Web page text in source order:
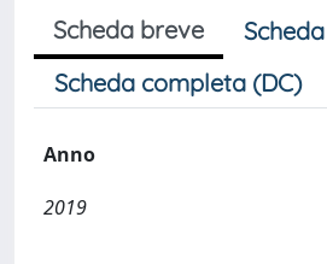
Scheda breve
Scheda completa (DC)
Anno
2019